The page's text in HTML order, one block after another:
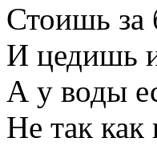
Стоишь за
И цедишь
А у воды
Не так